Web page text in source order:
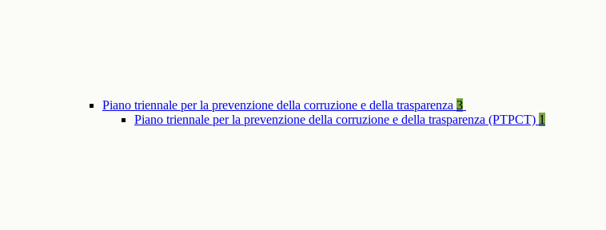
Piano triennale per la prevenzione della corruzione e della trasparenza 3
Piano triennale per la prevenzione della corruzione e della trasparenza (PTPCT) 1